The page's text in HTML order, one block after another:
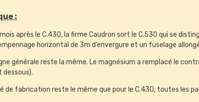
:
après le C.430, la firme Caudron sort le C.530 qui se
horizontal de 3m d’envergure et un fuselage
reste la même. Le magnésium a remplacé le
dessous).
de fabrication reste le même que pour le C.430, toutes les